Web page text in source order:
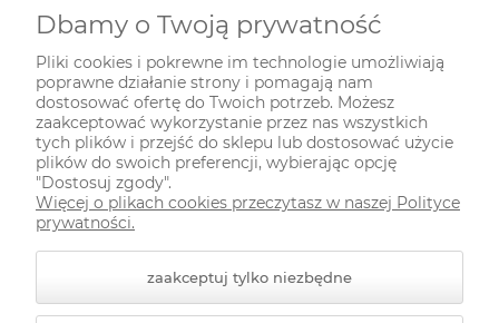
INFORMACJE
ODWIEDŹ NAS NA
Dbamy o Twoją prywatność
Pliki cookies i pokrewne im technologie umożliwiają
poprawne działanie strony i pomagają nam
dostosować ofertę do Twoich potrzeb. Możesz
zaakceptować wykorzystanie przez nas wszystkich
tych plików i przejść do sklepu lub dostosować użycie
plików do swoich preferencji, wybierając opcję
"Dostosuj zgody".
Więcej o plikach cookies przeczytasz w naszej Polityce
prywatności.
zaakceptuj tylko niezbędne